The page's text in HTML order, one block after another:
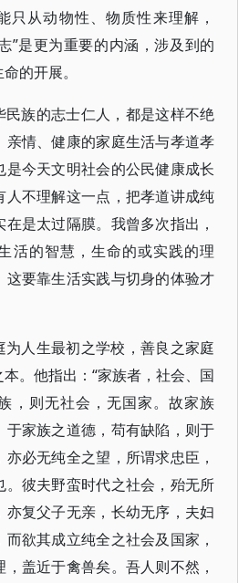
只从动物性、物质性来理解，
”是更为重要的内涵，涉及到的
的开展。
民族的志士仁人，都是这样不绝
亲情、健康的家庭生活与孝道孝
今天文明社会的公民健康成长
人不理解这一点，把孝道讲成纯
是太过隔膜。我曾多次指出，
活的智慧，生命的或实践的理
这要靠生活实践与切身的体验才
为人生最初之学校，善良之家庭
。他指出：“家族者，社会、国
，则无社会，无国家。故家族
于家族之道德，苟有缺陷，则于
必无纯全之望，所谓求忠臣，
。彼夫野蛮时代之社会，殆无所
复父子无亲，长幼无序，夫妇
欲其成立纯全之社会及国家，
盖近于禽兽矣。吾人则不然，